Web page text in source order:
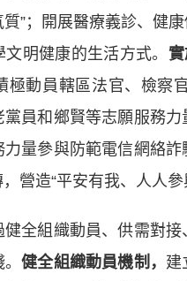
質”；開展醫療義診、健
明健康的生活方式。
極動員轄區法官、檢察
員和鄉賢等志願服務
量參與防範電信網絡
營造“平安有我、人人參
組織動員、供需對接
。健全組織動員機制， 建